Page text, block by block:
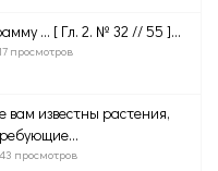
… [ Гл. 2. № 32 // 55 ]...
просмотров
вам известны растения,
просмотров